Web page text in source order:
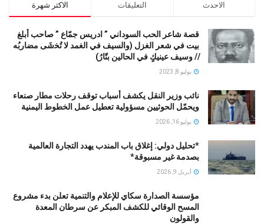
الاكثر شهرة التعليقات الاحدث
قصة شاعر الحب السوداني ” ادريس جمّاع ” صاحب أبلغ
بيت في شعر الغزل (وﺍﻟﺴﻴﻒ ﻓﻲ الغمد ﻻ ﺗُﺨشَى مضاربُه
// ﻭﺳﻴﻒ ﻋﻴﻨﻴﻚٍ ﻓﻲ ﺍﻟﺤﺎﻟﻴﻦ ﺑﺘّﺎﺭُ)
يوليو 8, 2023
نائب وزير النقل يكشف أسباب توقف رحلات مطار صنعاء
ويحمّل الحوثيين مسؤولية تعطيل عمل الخطوط اليمنية
يوليو 16, 2026
*تحليل دولي: إغلاق باب المندب يهدد التجارة العالمية
بصدمة غير مسبوقة*
أبريل 9, 2026
مؤسسة الصدارة سكاي للإعلام والتنمية تعلن بدء مشروع
المسح الوقائي للكشف المبكر عن سرطان المعدة
والقولون